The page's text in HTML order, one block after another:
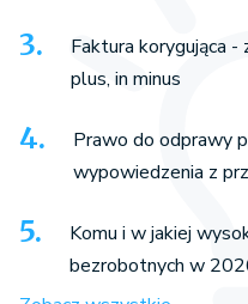
Faktura korygująca
plus, in minus
Prawo do odprawy
wypowiedzenia z
Komu i w jakiej
bezrobotnych w